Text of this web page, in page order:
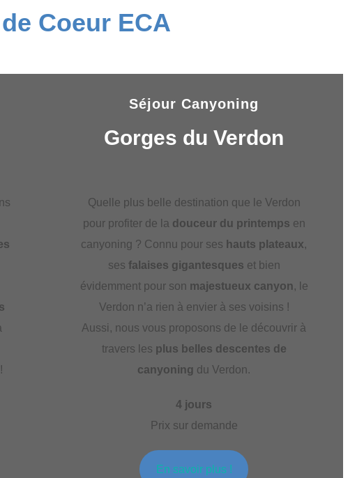
Coeur ECA
!
Séjour Canyoning
Gorges du Verdon
Quelle plus belle destination que le Verdon
pour profiter de la douceur du printemps en
canyoning ? Connu pour ses hauts plateaux,
ses falaises gigantesques et bien
évidemment pour son majestueux canyon, le
Verdon n’a rien à envier à ses voisins !
Aussi, nous vous proposons de le découvrir à
travers les plus belles descentes de
canyoning du Verdon.
4 jours
Prix sur demande
En savoir plus !